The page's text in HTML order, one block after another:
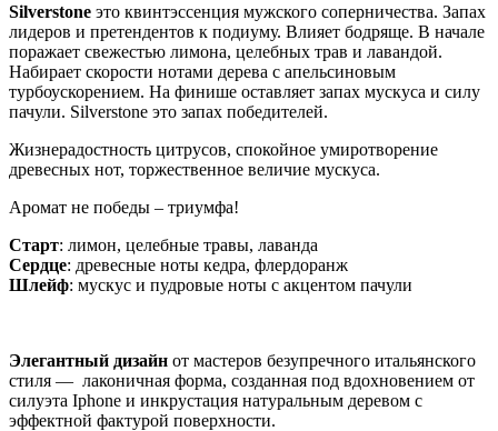
Silverstone это квинтэссенция мужского соперничества. Запах
лидеров и претендентов к подиуму. Влияет бодряще. В начале
поражает свежестью лимона, целебных трав и лавандой.
Набирает скорости нотами дерева с апельсиновым
турбоускорением. На финише оставляет запах мускуса и силу
пачули. Silverstone это запах победителей.
Жизнерадостность цитрусов, спокойное умиротворение
древесных нот, торжественное величие мускуса.
Аромат не победы – триумфа!
Старт: лимон, целебные травы, лаванда
Сердце: древесные ноты кедра, флердоранж
Шлейф: мускус и пудровые ноты с акцентом пачули
Элегантный дизайн от мастеров безупречного итальянского
стиля — лаконичная форма, созданная под вдохновением от
силуэта Iphone и инкрустация натуральным деревом с
эффектной фактурой поверхности.